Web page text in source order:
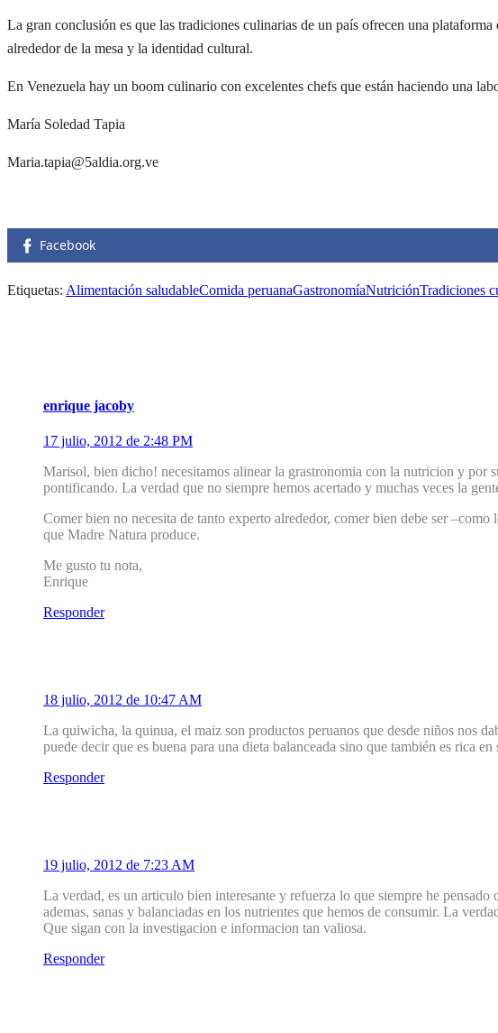
La gran conclusión es que las tradiciones culinarias de un país ofrecen una
alrededor de la mesa y la identidad cultural.
En Venezuela hay un boom culinario con excelentes chefs que están haciendo una
María Soledad Tapia
Maria.tapia@5aldia.org.ve
Facebook
Etiquetas: Alimentación saludableComida peruanaGastronomíaNutriciónTradiciones
enrique jacoby
17 julio, 2012 de 2:48 PM
Marisol, bien dicho! necesitamos alinear la grastronomia con la nutricion y por
pontificando. La verdad que no siempre hemos acertado y muchas veces la
Comer bien no necesita de tanto experto alrededor, comer bien debe ser
que Madre Natura produce.
Me gusto tu nota,
Enrique
Responder
18 julio, 2012 de 10:47 AM
La quiwicha, la quinua, el maiz son productos peruanos que desde niños nos
puede decir que es buena para una dieta balanceada sino que también es rica en
Responder
19 julio, 2012 de 7:23 AM
La verdad, es un articulo bien interesante y refuerza lo que siempre he
ademas, sanas y balanciadas en los nutrientes que hemos de consumir. La
Que sigan con la investigacion e informacion tan valiosa.
Responder